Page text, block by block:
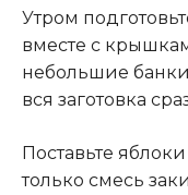
Утром
вместе с
небольшие
вся заготовка
Поставьте
только смесь